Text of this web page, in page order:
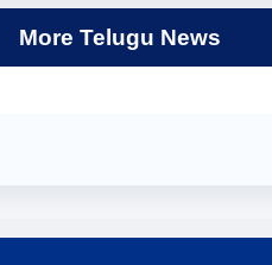
More Telugu News